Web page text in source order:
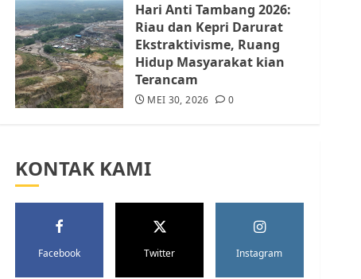
Hari Anti Tambang 2026:
Riau dan Kepri Darurat
Ekstraktivisme, Ruang
Hidup Masyarakat kian
Terancam
MEI 30, 2026 0
KONTAK KAMI
Facebook Twitter Instagram